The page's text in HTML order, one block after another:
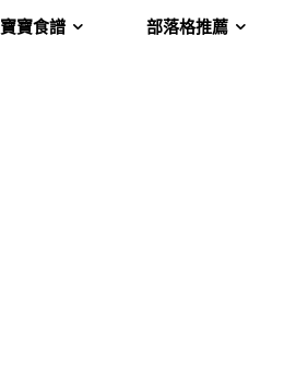
寶寶食譜 部落格推薦